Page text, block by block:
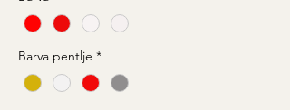
Barva pentlje *